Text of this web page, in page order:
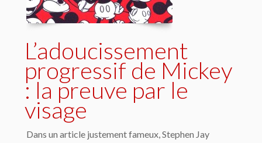
L’adoucissement
progressif de Mickey
: la preuve par le
visage
Dans un article justement fameux, Stephen Jay